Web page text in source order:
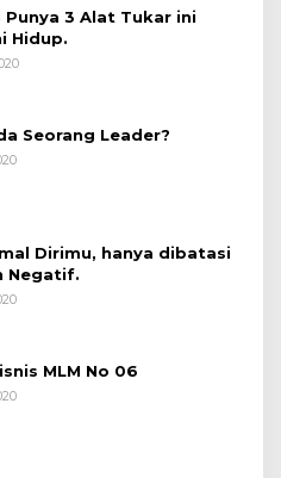
Punya 3 Alat Tukar ini
Hidup.
Seorang Leader?
Dirimu, hanya dibatasi
Negatif.
MLM No 06